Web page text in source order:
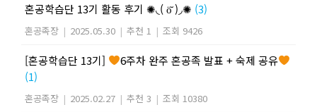
혼공학습단 13기 활동 후기 ✺◟( ö̆ )◞✺ (3)
혼공족장 | 2025.05.30 | 추천 1 | 조회 9426
[혼공학습단 13기]
6주차 완주 혼공족 발표 + 숙제 공유
(1)
혼공족장 | 2025.02.27 | 추천 3 | 조회 10380